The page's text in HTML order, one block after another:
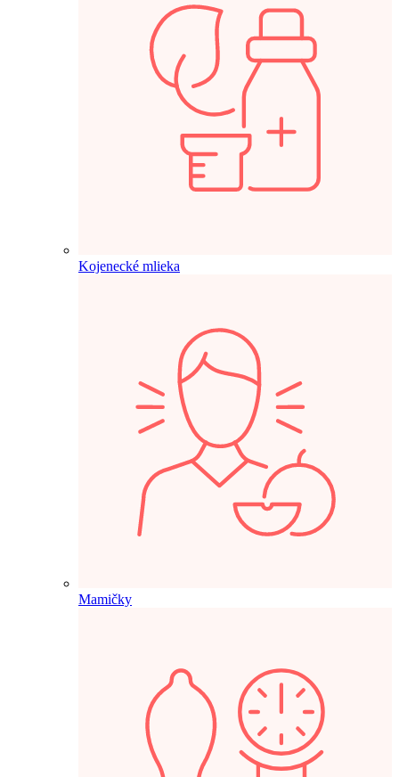
Kojenecké mlieka
Mamičky